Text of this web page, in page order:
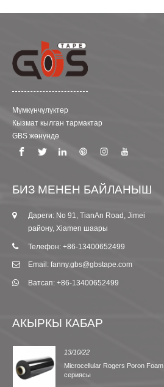
Мүмкүнчүлүктөр
Кызмат кылган тармактар
GBS жөнүндө
БИЗ МЕНЕН БАЙЛАНЫШ
Дареги: No 91, TianAn Road, Jimei
району, Xiamen шаары
Телефон: +86-13400652499
Email: fanny.gbs@gbstape.com
Ватсап: +86-13400652499
АКЫРКЫ КАБАР
13/10/22
Microcellular Rogers Poron Foam
сериясы